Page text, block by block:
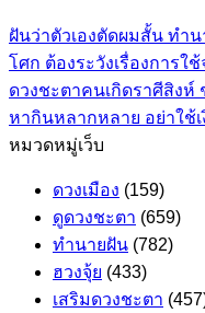
ฝันว่าตัวเองตัดผมสั้น ทำ
โศก ต้องระวังเรื่องการใ
ดวงชะตาคนเกิดราศีสิง
หากินหลากหลาย อย่าใช้
หมวดหมู่เว็บ
ดวงเมือง (159)
ดูดวงชะตา (659)
ทำนายฝัน (782)
ฮวงจุ้ย (433)
เสริมดวงชะตา